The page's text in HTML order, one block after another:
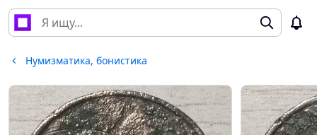
Нумизматика, бонистика